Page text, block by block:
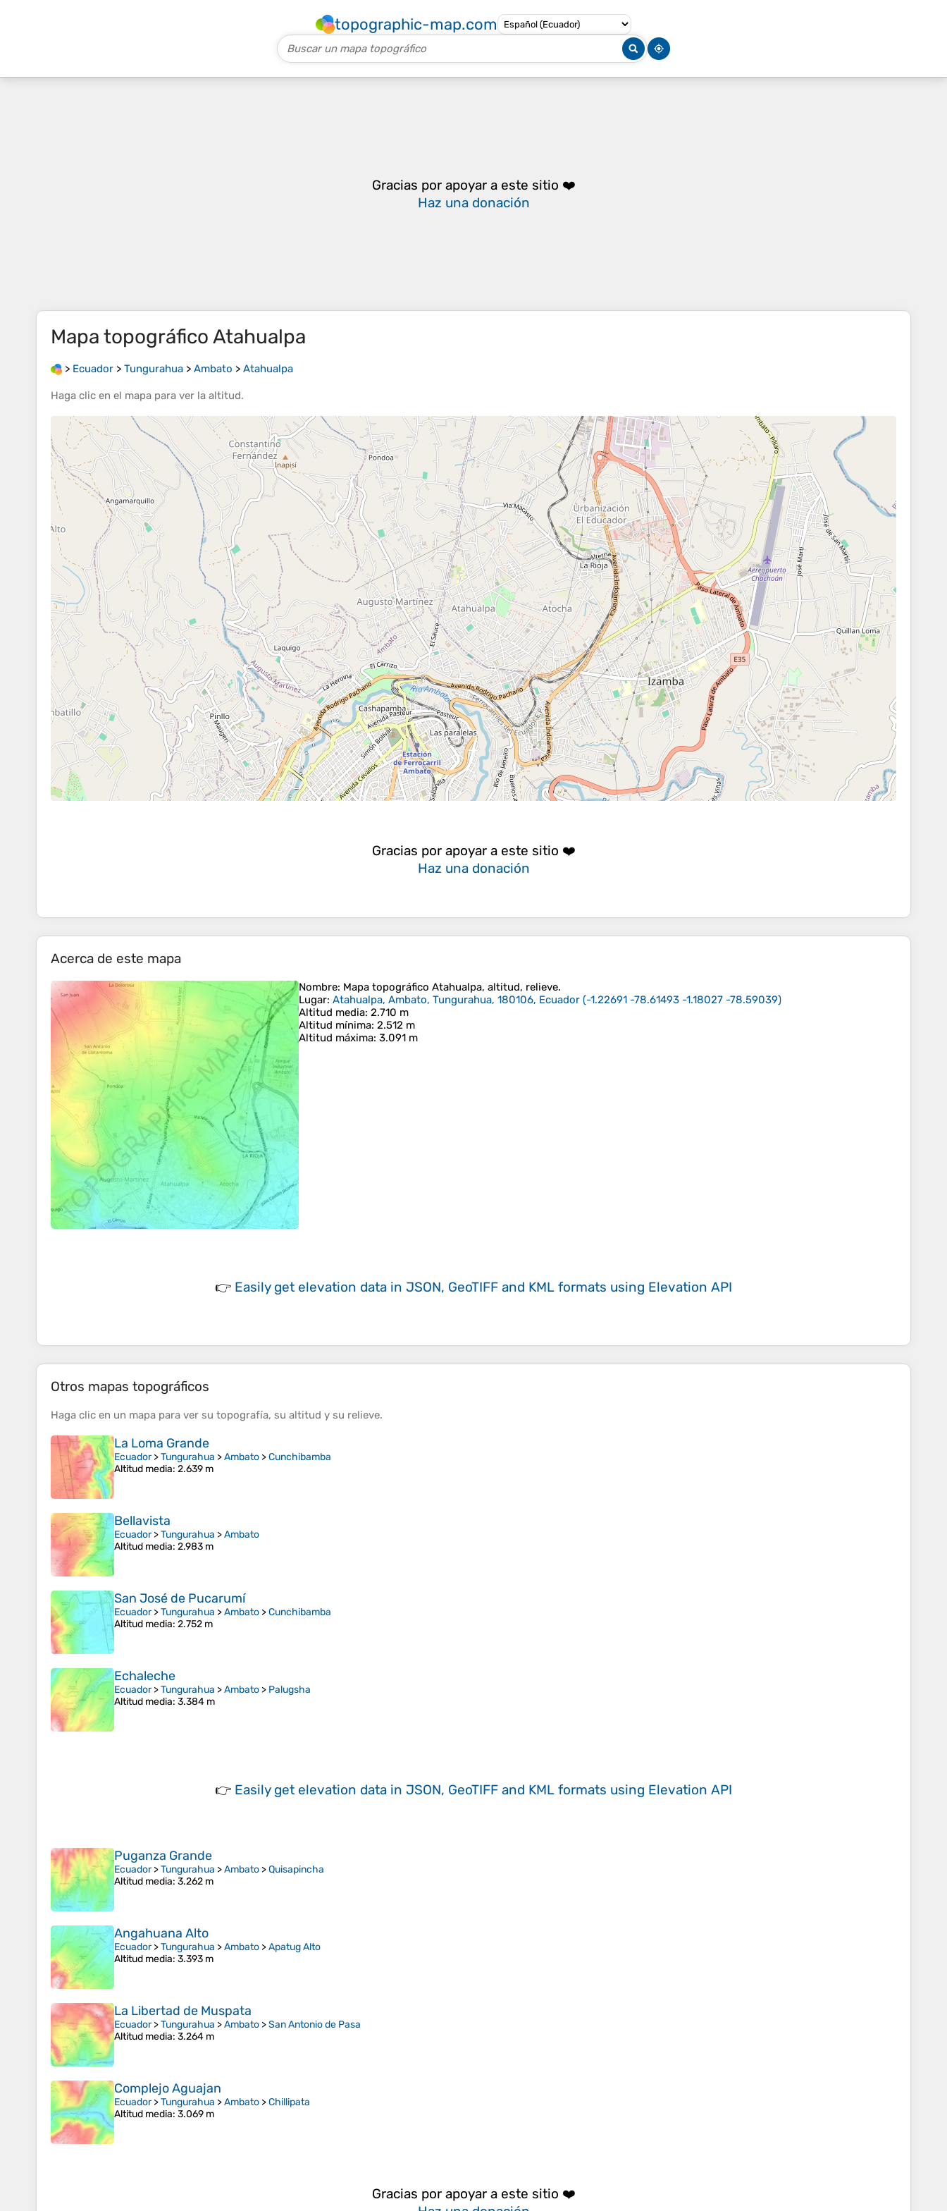
topographic-map.com
Gracias por apoyar a este sitio ❤️
Haz una donación
Mapa topográfico Atahualpa
> Ecuador > Tungurahua > Ambato > Atahualpa
Haga clic en el mapa para ver la altitud.
Gracias por apoyar a este sitio ❤️
Haz una donación
Acerca de este mapa
Nombre: Mapa topográfico Atahualpa, altitud, relieve.
Lugar: Atahualpa, Ambato, Tungurahua, 180106, Ecuador (-1.22691 -78.61493 -1.18027 -78.59039)
Altitud media: 2.710 m
Altitud mínima: 2.512 m
Altitud máxima: 3.091 m
👉 Easily get elevation data in JSON, GeoTIFF and KML formats using Elevation API
Otros mapas topográficos
Haga clic en un mapa para ver su topografía, su altitud y su relieve.
La Loma Grande
Ecuador>Tungurahua >Ambato >Cunchibamba
Altitud media: 2.639 m
Bellavista
Ecuador>Tungurahua >Ambato
Altitud media: 2.983 m
San José de Pucarumí
Ecuador>Tungurahua >Ambato >Cunchibamba
Altitud media: 2.752 m
Echaleche
Ecuador>Tungurahua >Ambato > Palugsha
Altitud media: 3.384 m
👉 Easily get elevation data in JSON, GeoTIFF and KML formats using Elevation API
Puganza Grande
Ecuador>Tungurahua >Ambato >Quisapincha
Altitud media: 3.262 m
Angahuana Alto
Ecuador>Tungurahua >Ambato >Apatug Alto
Altitud media: 3.393 m
La Libertad de Muspata
Ecuador>Tungurahua >Ambato >San Antonio de Pasa
Altitud media: 3.264 m
Complejo Aguajan
Ecuador>Tungurahua >Ambato >Chillipata
Altitud media: 3.069 m
Gracias por apoyar a este sitio ❤️